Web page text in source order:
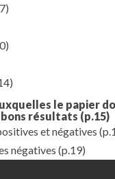
le papier
résultats (p.15)
et négatives
négatives (p.19)